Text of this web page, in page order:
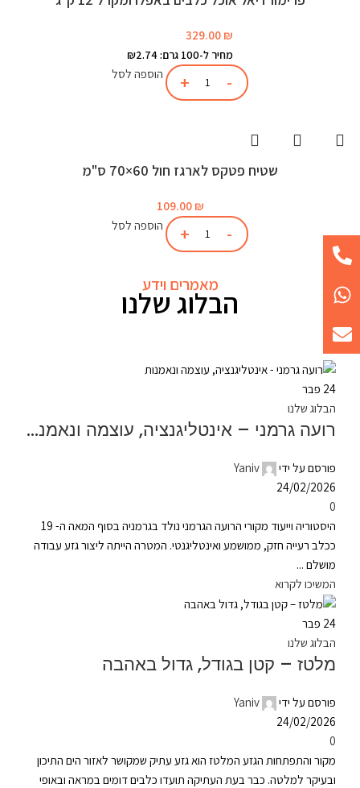
329.00 ₪
מחיר ל-100 גרם: ₪2.74
הוספה לסל
שטיח פטקס לארגז חול 60×70 ס"מ
109.00 ₪
הוספה לסל
מאמרים וידע
הבלוג שלנו
24 פבר
הבלוג שלנו
רועה גרמני – אינטליגנציה, עוצמה ונאמנות
פורסם על ידי
Yaniv
24/02/2026
0
היסטוריה וייעוד מקורי הרועה הגרמני נולד בגרמניה בסוף המאה ה- 19
ככלב רעייה חזק, ממושמע ואינטליגנטי. המטרה הייתה ליצור גזע עבודה
מושלם ...
המשיכו לקרוא
24 פבר
הבלוג שלנו
מלטז – קטן בגודל, גדול באהבה
פורסם על ידי
Yaniv
24/02/2026
0
מקור והתפתחות הגזע המלטז הוא גזע עתיק שמקושר לאזור הים התיכון
ובעיקר למלטה. כבר בעת העתיקה תועדו כלבים דומים במראה ובאופי